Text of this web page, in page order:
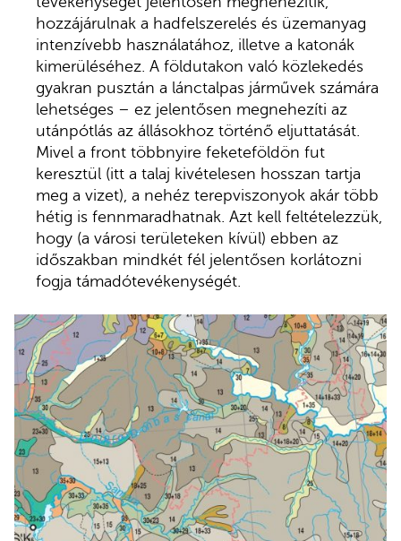
hozzájárulnak a hadfelszerelés és üzemanyag
intenzívebb használatához, illetve a katonák
kimerüléséhez. A földutakon való közlekedés
gyakran pusztán a lánctalpas járművek számára
lehetséges – ez jelentősen megnehezíti az
utánpótlás az állásokhoz történő eljuttatását.
Mivel a front többnyire feketeföldön fut
keresztül (itt a talaj kivételesen hosszan tartja
meg a vizet), a nehéz terepviszonyok akár több
hétig is fennmaradhatnak. Azt kell feltételezzük,
hogy (a városi területeken kívül) ebben az
időszakban mindkét fél jelentősen korlátozni
fogja támadótevékenységét.